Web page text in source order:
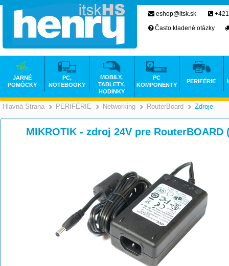
Hlavná Strana >
PERIFÉRIE >
Networking >
RouterBoard Zdroje
MIKROTIK - zdroj 24V pre RouterBOARD
eshop@itsk.sk
Často kladené otázky
JARNÉ
POMÔCKY
PC,
NOTEBOOKY
MOBILY,
TABLETY,
HODINKY
PC
KOMPONENTY
PERIFÉRIE